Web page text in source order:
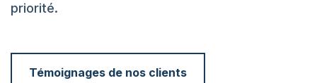
priorité.
Témoignages de nos clients